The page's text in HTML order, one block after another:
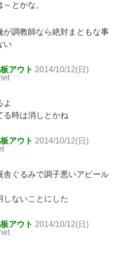
とかな。
調教師なら絶対まともな事
い
アウト 2014/10/12(日)
よ
る時は消しとかね
アウト 2014/10/12(日)
ぐるみで調子悪いアピール
しないことにした
アウト 2014/10/12(日)